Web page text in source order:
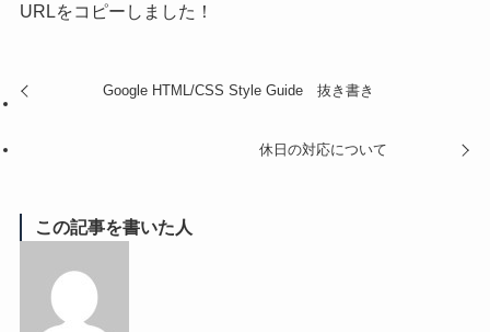
URLをコピーしました！
Google HTML/CSS Style Guide 抜き書き
休日の対応について
この記事を書いた人